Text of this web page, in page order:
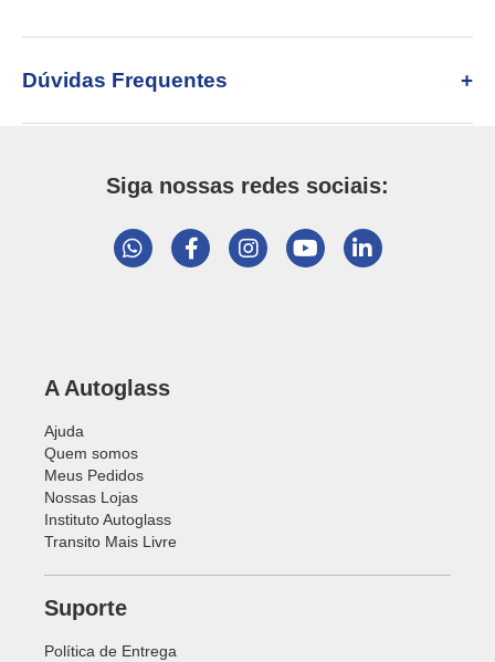
Dúvidas Frequentes
Siga nossas redes sociais:
A Autoglass
Ajuda
Quem somos
Meus Pedidos
Nossas Lojas
Instituto Autoglass
Transito Mais Livre
Suporte
Política de Entrega